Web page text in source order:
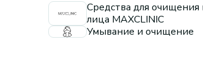
Средства для
лица MAXCLINIC
Умывание и очищение